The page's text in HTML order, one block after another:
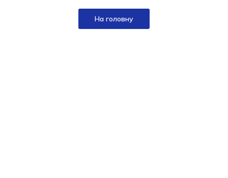
На головну